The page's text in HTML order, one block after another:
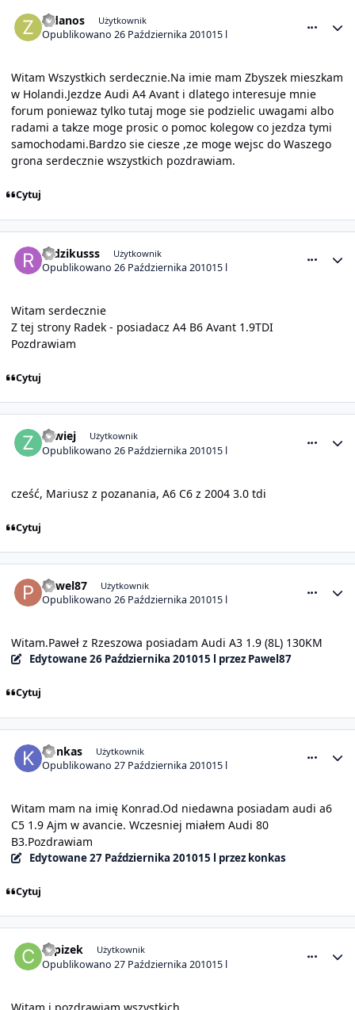
Zidanos Użytkownik
Opublikowano26 Października 201015 l
Witam Wszystkich serdecznie.Na imie mam Zbyszek mieszkam
w Holandi.Jezdze Audi A4 Avant i dlatego interesuje mnie
forum poniewaz tylko tutaj moge sie podzielic uwagami albo
radami a takze moge prosic o pomoc kolegow co jezdza tymi
samochodami.Bardzo sie ciesze ,ze moge wejsc do Waszego
grona serdecznie wszystkich pozdrawiam.
Cytuj
radzikusss Użytkownik
Opublikowano26 Października 201015 l
Witam serdecznie
Z tej strony Radek - posiadacz A4 B6 Avant 1.9TDI
Pozdrawiam
Cytuj
zawiej Użytkownik
Opublikowano26 Października 201015 l
cześć, Mariusz z pozanania, A6 C6 z 2004 3.0 tdi
Cytuj
Pawel87 Użytkownik
Opublikowano26 Października 201015 l
Witam.Paweł z Rzeszowa posiadam Audi A3 1.9 (8L) 130KM
Edytowane26 Października 201015 l przez Pawel87
Cytuj
konkas Użytkownik
Opublikowano27 Października 201015 l
Witam mam na imię Konrad.Od niedawna posiadam audi a6
C5 1.9 Ajm w avancie. Wczesniej miałem Audi 80
B3.Pozdrawiam
Edytowane27 Października 201015 l przez konkas
Cytuj
cypizek Użytkownik
Opublikowano27 Października 201015 l